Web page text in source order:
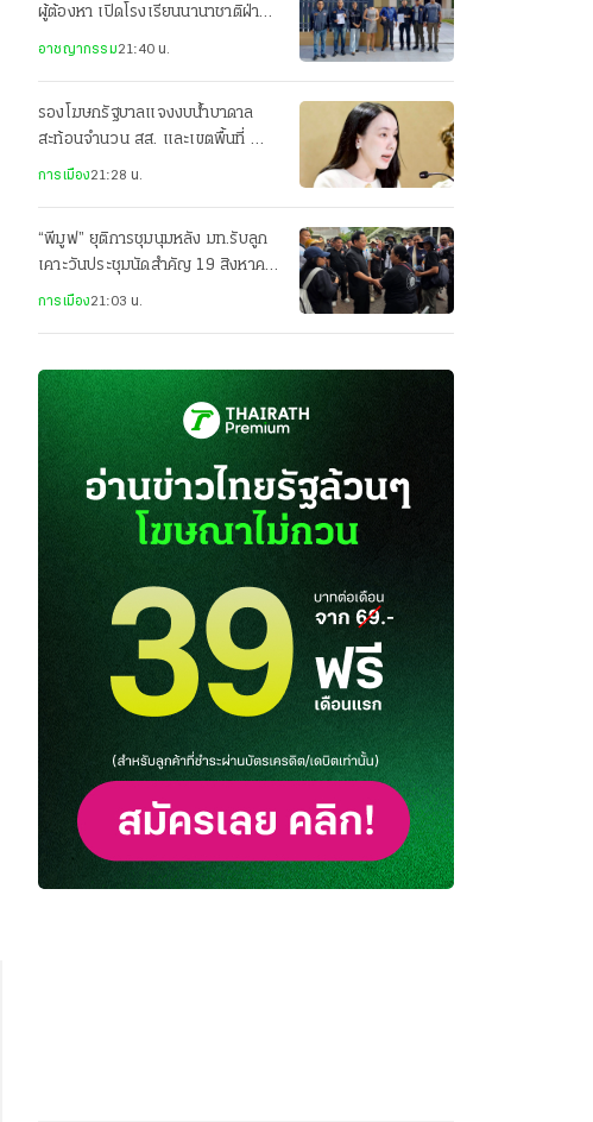
ผู้ต้องหา เปิดโรงเรียนนานาชาติฝ่าฝืน
อาชญากรรม21:40 น.
รองโฆษกรัฐบาลแจงงบน้ำบาดาล
สะท้อนจำนวน สส. และเขตพื้นที่ ย้ำ
ฝ่ายค้านได้รับด้วย
การเมือง21:28 น.
“พีมูฟ” ยุติการชุมนุมหลัง มท.รับลูก
เคาะวันประชุมนัดสำคัญ 19 สิงหาคม
การเมือง21:03 น.